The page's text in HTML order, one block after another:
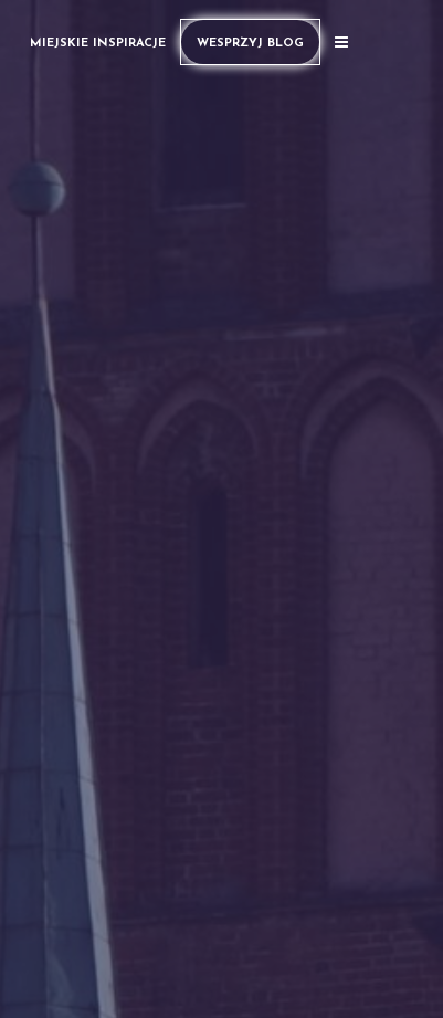
MIEJSKIE INSPIRACJE WESPRZYJ BLOG